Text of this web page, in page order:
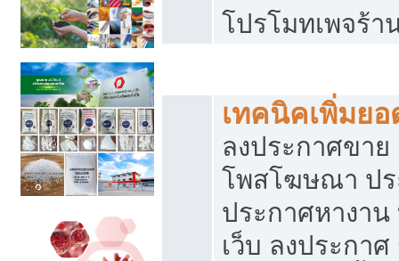
โปรโมทเพจร้า
เทคนิคเพิ่มย
ลงประกาศขา
โพสโฆษณา ป
ประกาศหางา
เว็บ ลงประกา